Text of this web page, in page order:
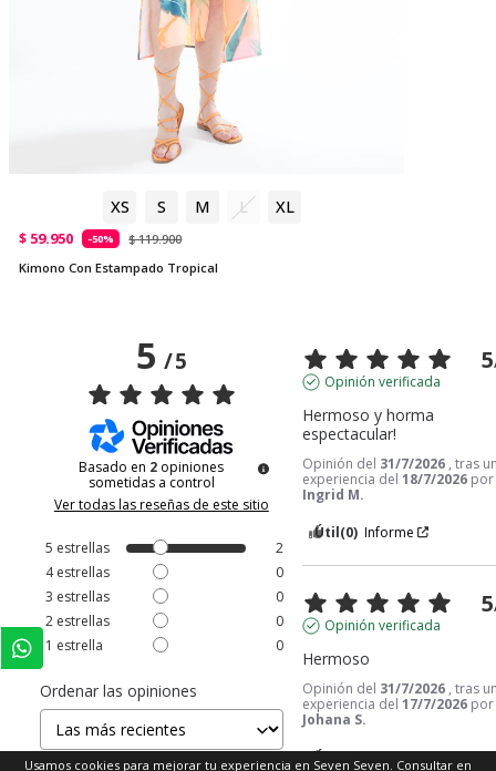
XS S M L XL
$ 59.950 -50%
$ 119.900
Kimono Con Estampado Tropical
5/5
Basado en 2 opiniones
sometidas a control
Ver todas las reseñas de este sitio
5 estrellas
2
4estrellas
0
3 estrellas
0
2 estrellas
0
1 estrella 0
Ordenar las opiniones
5
Opinión verificada
Hermoso y horma
espectacular!
Opinión del 31/7/2026 , tras
experiencia del18/7/2026 por
Ingrid M.
Útil(0) Informe
5
Opinión verificada
Hermoso
Opinión del 31/7/2026 , tras
experiencia del17/7/2026 por
Johana S.
Útil(0) Informe
Usamos cookies para mejorar tu experiencia en Seven Seven. Consultar en